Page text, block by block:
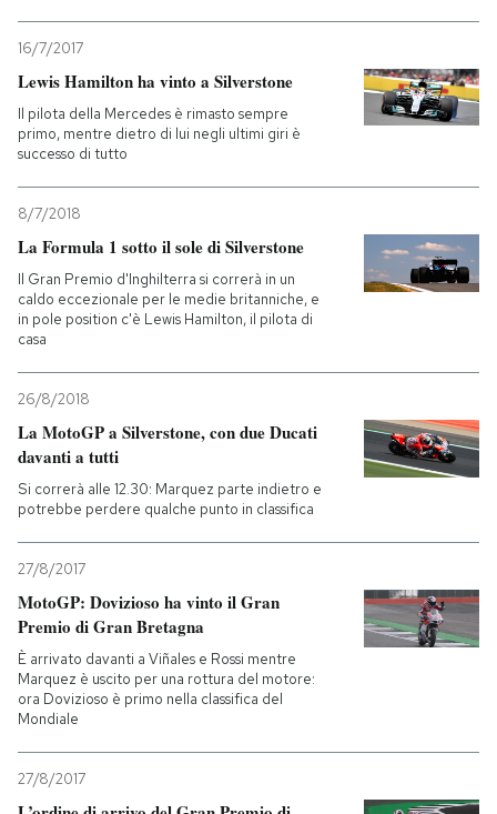
16/7/2017
Lewis Hamilton ha vinto a Silverstone
Il pilota della Mercedes è rimasto sempre
primo, mentre dietro di lui negli ultimi giri è
successo di tutto
8/7/2018
La Formula 1 sotto il sole di Silverstone
Il Gran Premio d'Inghilterra si correrà in un
caldo eccezionale per le medie britanniche, e
in pole position c'è Lewis Hamilton, il pilota di
casa
26/8/2018
La MotoGP a Silverstone, con due Ducati
davanti a tutti
Si correrà alle 12.30: Marquez parte indietro e
potrebbe perdere qualche punto in classifica
27/8/2017
MotoGP: Dovizioso ha vinto il Gran
Premio di Gran Bretagna
È arrivato davanti a Viñales e Rossi mentre
Marquez è uscito per una rottura del motore:
ora Dovizioso è primo nella classifica del
Mondiale
27/8/2017